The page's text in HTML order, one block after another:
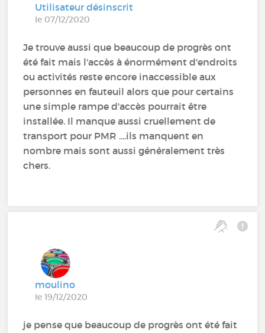
Utilisateur désinscrit
le 07/12/2020
Je trouve aussi que beaucoup de progrès ont
été fait mais l'accès à énormément d'endroits
ou activités reste encore inaccessible aux
personnes en fauteuil alors que pour certains
une simple rampe d'accès pourrait être
installée. Il manque aussi cruellement de
transport pour PMR ....ils manquent en
nombre mais sont aussi généralement très
chers.
moulino
le 19/12/2020
je pense que beaucoup de progrès ont été fait